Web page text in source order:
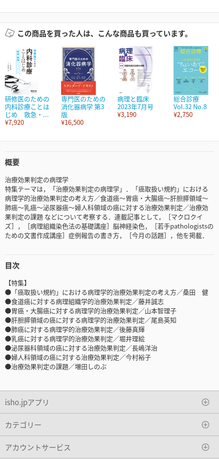
この商品を買った人は、こんな商品も買っています。
研修医のための
内科診療ことは
じめ 救急・...
¥7,920
専門医のための
消化器病学 第3
版
¥16,500
病理と臨床
2023年7月号
¥3,190
総合診療
Vol.32 No.8
¥2,750
概要
治療効果判定の病理学
特集テーマは，「治療効果判定の病理学」．「癌取扱い規約」における
病理学的治療効果判定の考え方／食道癌～胃癌・大腸癌～肝胆膵領域～
肺癌～乳癌～泌尿器癌～婦人科領域の癌に対する治療効果判定／治療効
果判定の課題 などについて考察する．連載記事として，［マクロクイ
ズ］，［病理組織染色法の基礎講座］脳神経染色，［若手pathologistsの
ための文書作成講座］症例報告の書き方，［今月の話題］，他を掲載．
目次
【特集】
●「癌取扱い規約」における病理学的治療効果判定の考え方／桑田 健
●食道癌に対する病理組織学的治療効果判定／藤井誠志
●胃癌・大腸癌に対する病理学的治療効果判定／山本智理子
●肝胆膵領域の癌に対する病理学的治療効果判定／尾島英知
●肺癌に対する病理学的治療効果判定／後藤真輝
●乳癌に対する病理学的治療効果判定／堀井理絵
●泌尿器科領域の癌に対する治療効果判定／長嶋洋治
●婦人科領域の癌に対する治療効果判定／今村裕子
●治療効果判定の課題／増田しのぶ
isho.jpアプリ
カテゴリー
アカウントサービス